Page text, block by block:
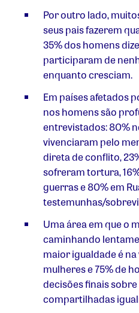
Por outro lado,
seus pais fazerem
35% dos homens
participaram de
enquanto cresciam.
Em países afetados
nos homens são
entrevistados: 80%
vivenciaram pelo
direta de conflito,
sofreram tortura,
guerras e 80% em
testemunhas/
Uma área em que o
caminhando
maior igualdade é
mulheres e 75% de
decisões finais
compartilhadas